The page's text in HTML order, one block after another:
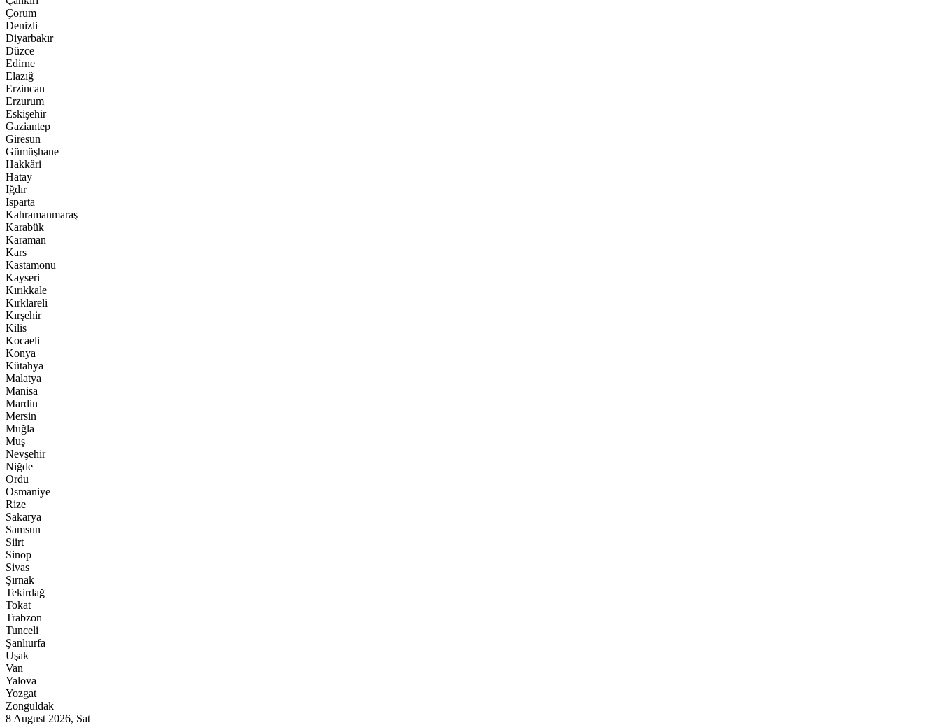
Çorum
Denizli
Diyarbakır
Düzce
Edirne
Elazığ
Erzincan
Erzurum
Eskişehir
Gaziantep
Giresun
Gümüşhane
Hakkâri
Hatay
Iğdır
Isparta
Kahramanmaraş
Karabük
Karaman
Kars
Kastamonu
Kayseri
Kırıkkale
Kırklareli
Kırşehir
Kilis
Kocaeli
Konya
Kütahya
Malatya
Manisa
Mardin
Mersin
Muğla
Muş
Nevşehir
Niğde
Ordu
Osmaniye
Rize
Sakarya
Samsun
Siirt
Sinop
Sivas
Şırnak
Tekirdağ
Tokat
Trabzon
Tunceli
Şanlıurfa
Uşak
Van
Yalova
Yozgat
Zonguldak
8 August 2026, Sat